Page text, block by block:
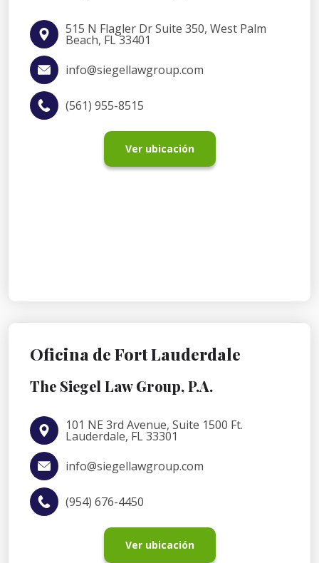
515 N Flagler Dr Suite 350, West Palm
Beach, FL 33401
info@siegellawgroup.com
(561) 955-8515
Ver ubicación
Oficina de Fort Lauderdale
The Siegel Law Group, P.A.
101 NE 3rd Avenue, Suite 1500 Ft.
Lauderdale, FL 33301
info@siegellawgroup.com
(954) 676-4450
Ver ubicación